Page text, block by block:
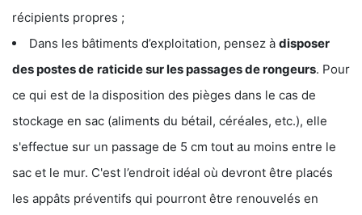
récipients propres ;
Dans les bâtiments d’exploitation, pensez à disposer
des postes de raticide sur les passages de rongeurs. Pour
ce qui est de la disposition des pièges dans le cas de
stockage en sac (aliments du bétail, céréales, etc.), elle
s'effectue sur un passage de 5 cm tout au moins entre le
sac et le mur. C'est l’endroit idéal où devront être placés
les appâts préventifs qui pourront être renouvelés en